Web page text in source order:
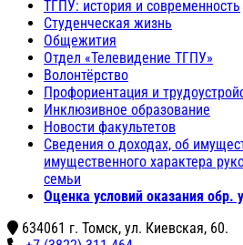
ТГПУ: история и современность
Студенческая жизнь
Общежития
Отдел «Телевидение ТГПУ»
Волонтёрство
Профориентация и
Инклюзивное образование
Новости факультетов
Сведения о доходах, об
имущественного характера
семьи
Оценка условий оказания обр.
634061 г. Томск, ул. Киевская, 60.